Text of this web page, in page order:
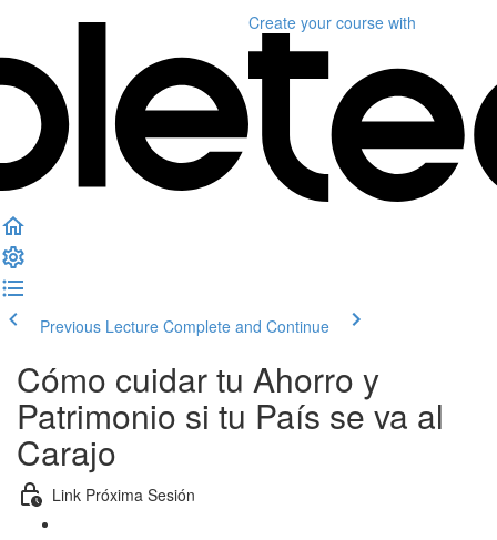
Create your course with
Previous Lecture Complete and Continue
Cómo cuidar tu Ahorro y
Patrimonio si tu País se va al
Carajo
Link Próxima Sesión